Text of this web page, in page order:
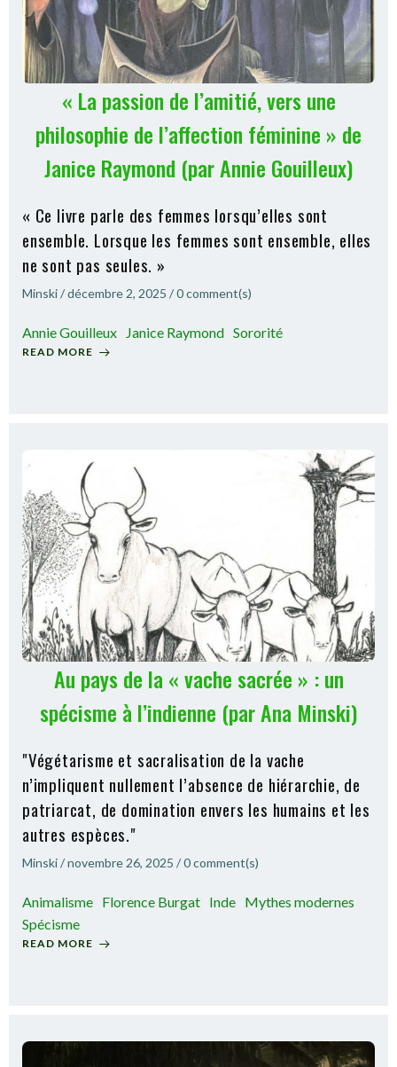
« La passion de l’amitié, vers une
philosophie de l’affection féminine » de
Janice Raymond (par Annie Gouilleux)
« Ce livre parle des femmes lorsqu’elles sont
ensemble. Lorsque les femmes sont ensemble, elles
ne sont pas seules. »
Minski/décembre 2, 2025 /0comment(s)
Annie Gouilleux Janice Raymond Sororité
READ MORE
Au pays de la « vache sacrée » : un
spécisme à l’indienne (par Ana Minski)
"Végétarisme et sacralisation de la vache
n’impliquent nullement l’absence de hiérarchie, de
patriarcat, de domination envers les humains et les
autres espèces."
Minski/novembre 26, 2025 /0comment(s)
Animalisme Florence Burgat Inde Mythes modernes
Spécisme
READ MORE